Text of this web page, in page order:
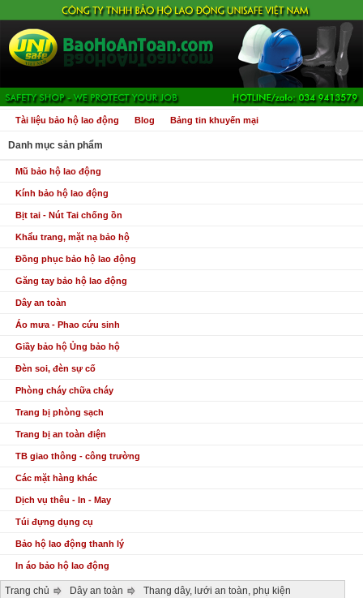
Tài liệu bảo hộ lao động Blog Bảng tin khuyến mại
Danh mục sản phẩm
Mũ bảo hộ lao động
Kính bảo hộ lao động
Bịt tai - Nút Tai chống ồn
Khẩu trang, mặt nạ bảo hộ
Đồng phục bảo hộ lao động
Găng tay bảo hộ lao động
Dây an toàn
Áo mưa - Phao cứu sinh
Giầy bảo hộ Ủng bảo hộ
Đèn soi, đèn sự cố
Phòng cháy chữa cháy
Trang bị phòng sạch
Trang bị an toàn điện
TB giao thông - công trường
Các mặt hàng khác
Dịch vụ thêu - In - May
Túi đựng dụng cụ
Bảo hộ lao động thanh lý
In áo bảo hộ lao động
Trang chủ Dây an toàn Thang dây, lưới an toàn, phụ kiện